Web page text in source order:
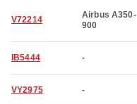
V72214
Airbus A350-
900
IB5444 -
VY2975 -